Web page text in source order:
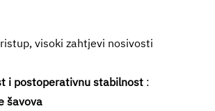
visoki zahtjevi nosivosti
i postoperativnu stabilnost :
šavova